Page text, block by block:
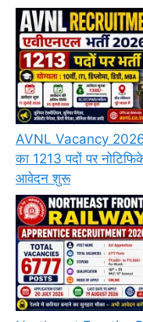
AVNL Vacancy 2026:
का 1213 पदों पर
आवेदन शुरू